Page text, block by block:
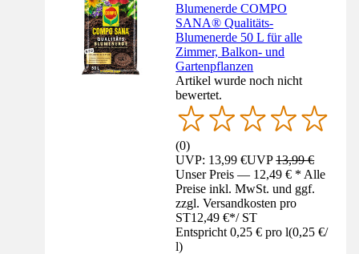
Blumenerde COMPO
SANA® Qualitäts-
Blumenerde 50 L für alle
Zimmer, Balkon- und
Gartenpflanzen
Artikel wurde noch nicht
bewertet.
(0)
UVP: 13,99 €UVP13,99 €
Unser Preis — 12,49 € * Alle
Preise inkl. MwSt. und ggf.
zzgl. Versandkosten pro
ST12,49 €*/ ST
Entspricht 0,25 € pro l(0,25 €/
l)